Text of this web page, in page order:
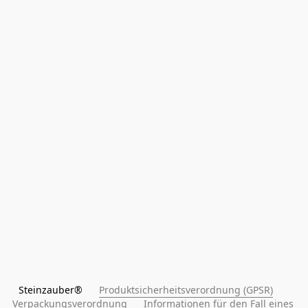
Steinzauber® Produktsicherheitsverordnung (GPSR)
Verpackungsverordnung
Informationen für den Fall eines